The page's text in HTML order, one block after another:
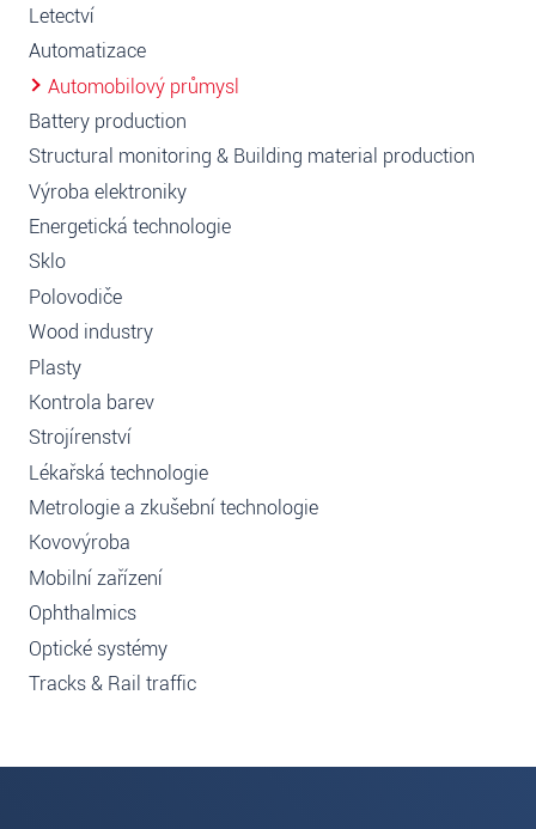
Letectví
Automatizace
Automobilový průmysl
Battery production
Structural monitoring & Building material production
Výroba elektroniky
Energetická technologie
Sklo
Polovodiče
Wood industry
Plasty
Kontrola barev
Strojírenství
Lékařská technologie
Metrologie a zkušební technologie
Kovovýroba
Mobilní zařízení
Ophthalmics
Optické systémy
Tracks & Rail traffic